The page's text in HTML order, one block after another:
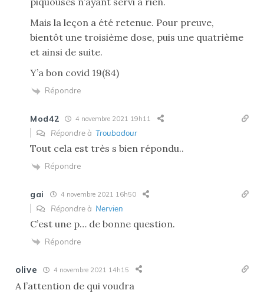
Mais la leçon a été retenue. Pour preuve,
bientôt une troisième dose, puis une quatrième
et ainsi de suite.
Y’a bon covid 19(84)
Répondre
Mod42 4 novembre 2021 19h11
Répondre à Troubadour
Tout cela est très s bien répondu..
Répondre
gai 4 novembre 2021 16h50
Répondre à Nervien
C’est une p… de bonne question.
Répondre
olive 4 novembre 2021 14h15
A l’attention de qui voudra